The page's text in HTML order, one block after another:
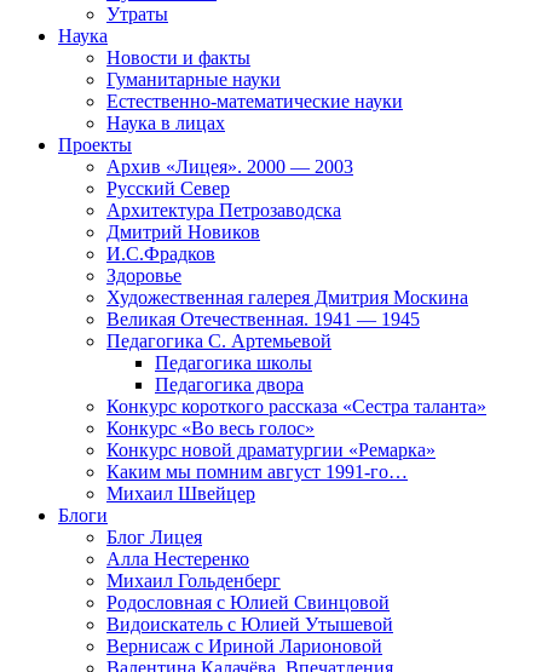
Утраты
Наука
Новости и факты
Гуманитарные науки
Естественно-математические науки
Наука в лицах
Проекты
Архив «Лицея». 2000 — 2003
Русский Север
Архитектура Петрозаводска
Дмитрий Новиков
И.С.Фрадков
Здоровье
Художественная галерея Дмитрия Москина
Великая Отечественная. 1941 — 1945
Педагогика С. Артемьевой
Педагогика школы
Педагогика двора
Конкурс короткого рассказа «Сестра таланта»
Конкурс «Во весь голос»
Конкурс новой драматургии «Ремарка»
Каким мы помним август 1991-го…
Михаил Швейцер
Блоги
Блог Лицея
Алла Нестеренко
Михаил Гольденберг
Родословная с Юлией Свинцовой
Видоискатель с Юлией Утышевой
Вернисаж с Ириной Ларионовой